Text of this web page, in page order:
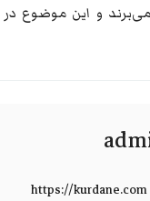
و این موضوع در
https://kurdane.com